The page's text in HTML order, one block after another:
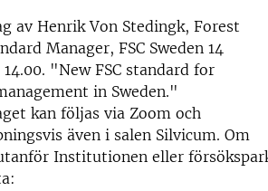
av Henrik Von Stedingk, Forest
Manager, FSC Sweden 14
"New FSC standard for
in Sweden."
kan följas via Zoom och
även i salen Silvicum. Om
Institutionen eller